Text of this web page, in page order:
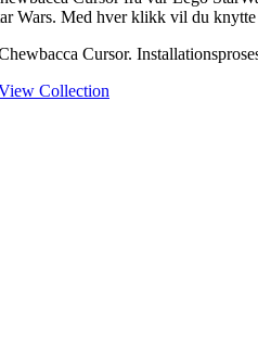
Wars. Med hver klikk vil du
Cursor.
Collection